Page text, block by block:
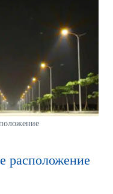
расположение